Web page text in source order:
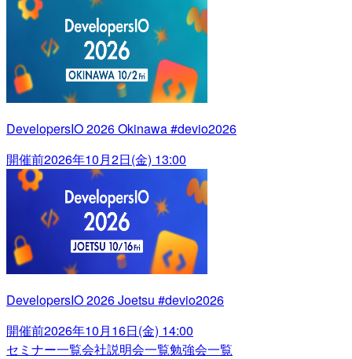
DevelopersIO 2026 Okinawa #devio2026
開催前2026年10月2日(金) 13:00
DevelopersIO 2026 Joetsu #devio2026
開催前2026年10月16日(金) 14:00
セミナー一覧会社説明会一覧勉強会一覧